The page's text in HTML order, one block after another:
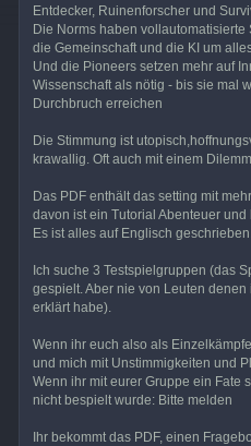
Entdecker, Ruinenforscher und
Die Norms haben vollautomatisierte
die Gemeinschaft und die KI um
Und die Pioneers setzen mehr auf
Wissenschaft als nötig - bis sie mal
Durchbruch erreichen
Die Stimmung ist
krawallig. Oft auch mit einem
Das PDF enthält das setting mit
davon ist ein Tutorial Abenteuer
Es ist alles auf Englisch geschrieben.
Ich suche 3 Testspielgruppen (das
gespielt. Aber nie von Leuten
erklärt habe).
Wenn ihr euch also als
und mich mit Unstimmigkeiten und
Wenn ihr mit eurer Gruppe ein Fate
nicht bespielt wurde: Bitte melden
Ihr bekommt das PDF, einen